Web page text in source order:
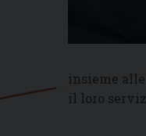
insieme
il loro